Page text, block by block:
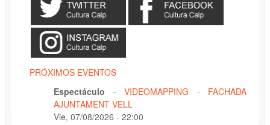
PRÓXIMOS EVENTOS
Espectáculo
- VIDEOMAPPING - FACHADA
AJUNTAMENT VELL
Vie, 07/08/2026 - 22:00